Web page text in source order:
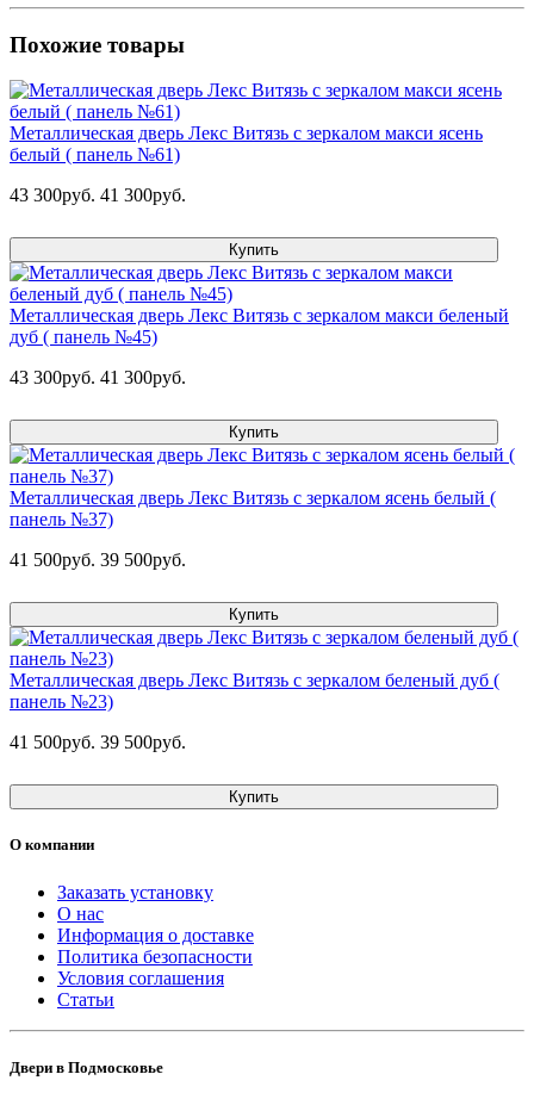
Похожие товары
Металлическая дверь Лекс Витязь с зеркалом макси ясень
белый ( панель №61)
43 300руб. 41 300руб.
Купить
Металлическая дверь Лекс Витязь с зеркалом макси беленый
дуб ( панель №45)
43 300руб. 41 300руб.
Купить
Металлическая дверь Лекс Витязь с зеркалом ясень белый (
панель №37)
41 500руб. 39 500руб.
Купить
Металлическая дверь Лекс Витязь с зеркалом беленый дуб (
панель №23)
41 500руб. 39 500руб.
Купить
О компании
Заказать установку
О нас
Информация о доставке
Политика безопасности
Условия соглашения
Статьи
Двери в Подмосковье